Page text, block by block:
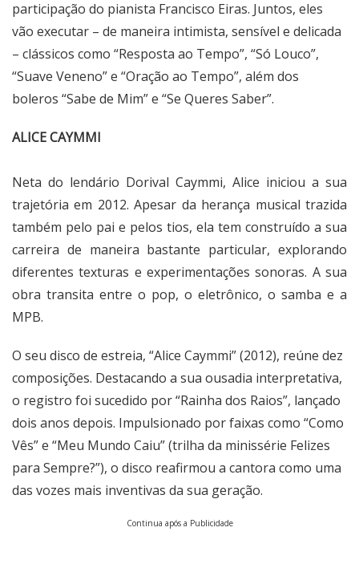
participação do pianista Francisco Eiras. Juntos, eles
vão executar – de maneira intimista, sensível e delicada
– clássicos como “Resposta ao Tempo”, “Só Louco”,
“Suave Veneno” e “Oração ao Tempo”, além dos
boleros “Sabe de Mim” e “Se Queres Saber”.
ALICE CAYMMI
Neta do lendário Dorival Caymmi, Alice iniciou a sua
trajetória em 2012. Apesar da herança musical trazida
também pelo pai e pelos tios, ela tem construído a sua
carreira de maneira bastante particular, explorando
diferentes texturas e experimentações sonoras. A sua
obra transita entre o pop, o eletrônico, o samba e a
MPB.
O seu disco de estreia, “Alice Caymmi” (2012), reúne dez
composições. Destacando a sua ousadia interpretativa,
o registro foi sucedido por “Rainha dos Raios”, lançado
dois anos depois. Impulsionado por faixas como “Como
Vês” e “Meu Mundo Caiu” (trilha da minissérie Felizes
para Sempre?”), o disco reafirmou a cantora como uma
das vozes mais inventivas da sua geração.
Continua após a Publicidade